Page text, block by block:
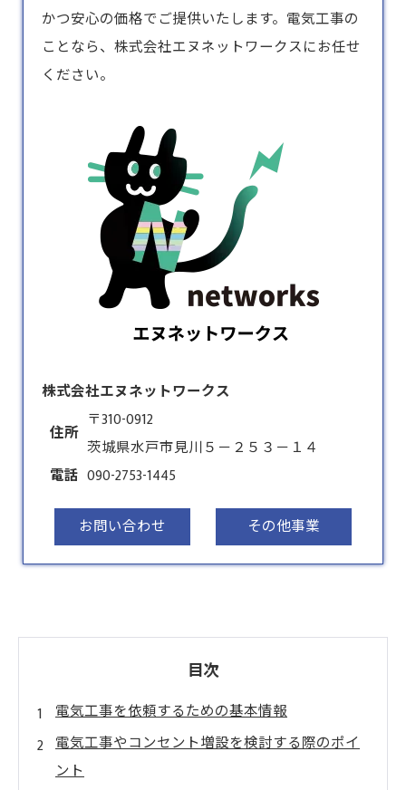
かつ安心の価格でご提供いたします。電気工事の
ことなら、株式会社エヌネットワークスにお任せ
ください。
株式会社エヌネットワークス
住所
〒310-0912
茨城県水戸市見川５－２５３－１４
電話 090-2753-1445
お問い合わせ その他事業
目次
電気工事を依頼するための基本情報
電気工事やコンセント増設を検討する際のポイ
ント